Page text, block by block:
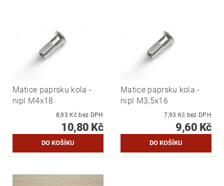
Matice paprsku kola -
nipl M4x18
8,93 Kč bez DPH
10,80 Kč
Matice paprsku kola -
nipl M3,5x16
7,93 Kč bez DPH
9,60 Kč